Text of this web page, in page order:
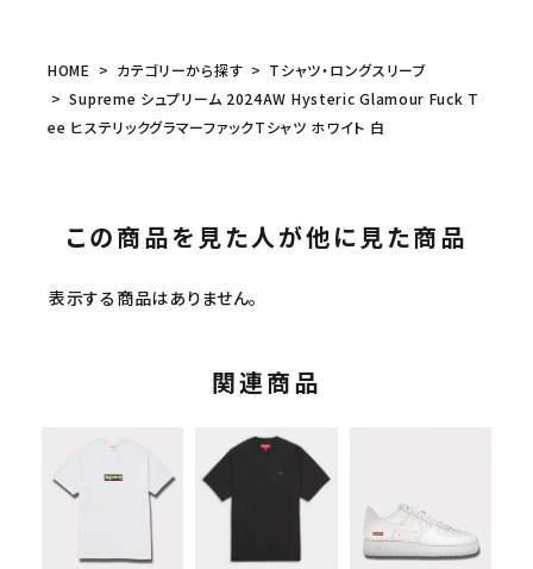
HOME カテゴリーから探す
Tシャツ・ロングスリーブ
Supreme シュプリーム 2024AW Hysteric Glamour Fuck T
ee ヒステリックグラマーファックTシャツ ホワイト 白
この商品を見た人が他に見た商品
表示する商品はありません。
関連商品